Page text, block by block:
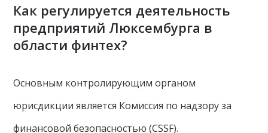
Как регулируется деятельность
предприятий Люксембурга в
области финтех?
Основным контролирующим органом
юрисдикции является Комиссия по надзору за
финансовой безопасностью (CSSF).